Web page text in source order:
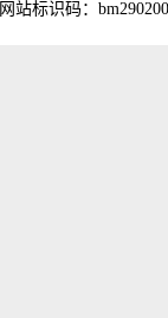
网站标识码：